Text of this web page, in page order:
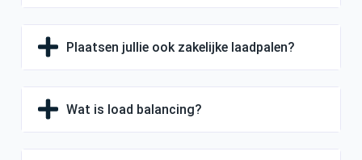
Plaatsen jullie ook zakelijke laadpalen?
Wat is load balancing?